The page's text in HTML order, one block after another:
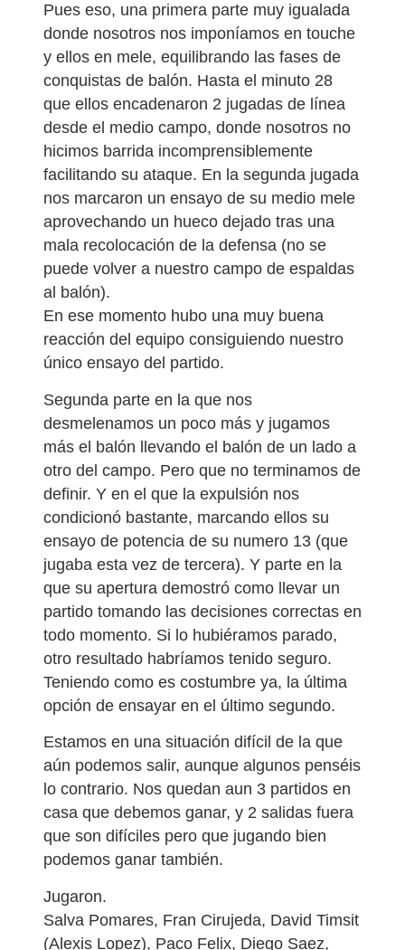
Pues eso, una primera parte muy igualada
donde nosotros nos imponíamos en touche
y ellos en mele, equilibrando las fases de
conquistas de balón. Hasta el minuto 28
que ellos encadenaron 2 jugadas de línea
desde el medio campo, donde nosotros no
hicimos barrida incomprensiblemente
facilitando su ataque. En la segunda jugada
nos marcaron un ensayo de su medio mele
aprovechando un hueco dejado tras una
mala recolocación de la defensa (no se
puede volver a nuestro campo de espaldas
al balón).
En ese momento hubo una muy buena
reacción del equipo consiguiendo nuestro
único ensayo del partido.
Segunda parte en la que nos
desmelenamos un poco más y jugamos
más el balón llevando el balón de un lado a
otro del campo. Pero que no terminamos de
definir. Y en el que la expulsión nos
condicionó bastante, marcando ellos su
ensayo de potencia de su numero 13 (que
jugaba esta vez de tercera). Y parte en la
que su apertura demostró como llevar un
partido tomando las decisiones correctas en
todo momento. Si lo hubiéramos parado,
otro resultado habríamos tenido seguro.
Teniendo como es costumbre ya, la última
opción de ensayar en el último segundo.
Estamos en una situación difícil de la que
aún podemos salir, aunque algunos penséis
lo contrario. Nos quedan aun 3 partidos en
casa que debemos ganar, y 2 salidas fuera
que son difíciles pero que jugando bien
podemos ganar también.
Jugaron.
Salva Pomares, Fran Cirujeda, David Timsit
(Alexis Lopez), Paco Felix, Diego Saez,